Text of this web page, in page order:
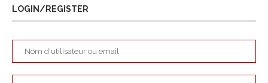
LOGIN/REGISTER